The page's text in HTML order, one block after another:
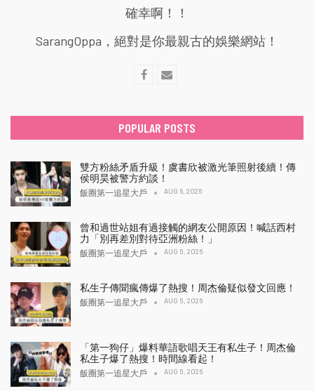
確幸啊！！
SarangOppa，絕對是你最親古的娛樂網站！
POPULAR POSTS
雙方粉絲矛盾升級！虞書欣被激光筆照射後續！傳
侯明昊被警方約談！
飯圈第一追星大戶 AUG 6, 2026
曾和過世站姐有過接觸的網友公開原因！喊話西村
力「別再差別對待亞洲粉絲！」
飯圈第一追星大戶 AUG 5, 2026
私生子傳聞瘋傳爆了熱搜！周杰倫疑似發文回應！
飯圈第一追星大戶 AUG 5, 2026
「第一狗仔」爆料華語歌唱天王有私生子！周杰倫
私生子爆了熱搜！時間線看起！
飯圈第一追星大戶 AUG 5, 2026